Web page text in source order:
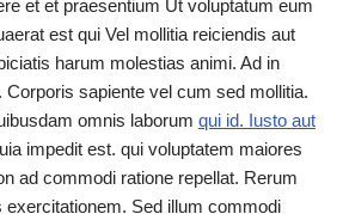
et et praesentium Ut voluptatum eum
est qui Vel mollitia reiciendis aut
harum molestias animi. Ad in
Corporis sapiente vel cum sed mollitia.
omnis laborum qui id. Iusto aut
impedit est. qui voluptatem maiores
ad commodi ratione repellat. Rerum
exercitationem. Sed illum commodi